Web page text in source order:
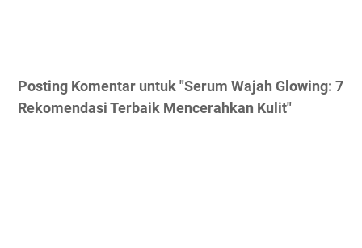
Posting Komentar untuk "Serum Wajah Glowing: 7
Rekomendasi Terbaik Mencerahkan Kulit"